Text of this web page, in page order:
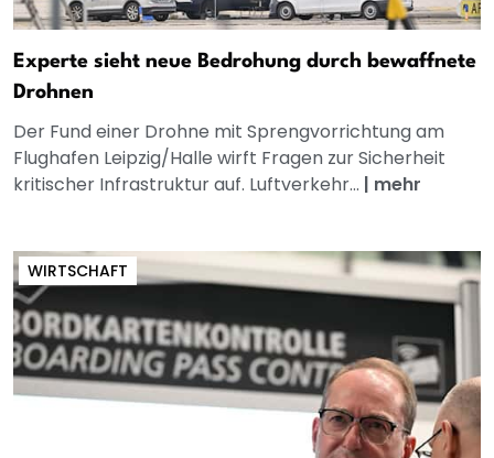
Experte sieht neue Bedrohung durch bewaffnete
Drohnen
Der Fund einer Drohne mit Sprengvorrichtung am
Flughafen Leipzig/Halle wirft Fragen zur Sicherheit
kritischer Infrastruktur auf. Luftverkehr... | mehr
WIRTSCHAFT